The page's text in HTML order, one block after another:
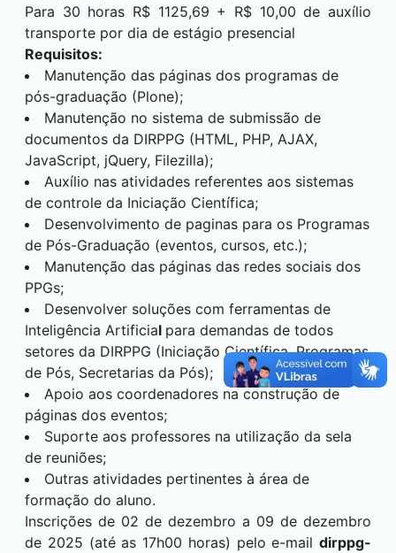
Para 30 horas R$ 1125,69 + R$ 10,00 de auxílio
transporte por dia de estágio presencial
Requisitos:
Manutenção das páginas dos programas de
pós-graduação (Plone);
Manutenção no sistema de submissão de
documentos da DIRPPG (HTML, PHP, AJAX,
JavaScript, jQuery, Filezilla);
Auxílio nas atividades referentes aos sistemas
de controle da Iniciação Científica;
Desenvolvimento de paginas para os Programas
de Pós-Graduação (eventos, cursos, etc.);
Manutenção das páginas das redes sociais dos
PPGs;
Desenvolver soluções com ferramentas de
Inteligência Artificial para demandas de todos
setores da DIRPPG (Iniciação Científica, Programas
de Pós, Secretarias da Pós);
Apoio aos coordenadores na construção de
páginas dos eventos;
Suporte aos professores na utilização da sela
de reuniões;
Outras atividades pertinentes à área de
formação do aluno.
Inscrições de 02 de dezembro a 09 de dezembro
de 2025 (até as 17h00 horas) pelo e-mail dirppg-